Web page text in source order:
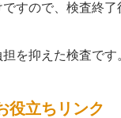
すので、検査終
を抑えた検査です
役立ちリンク